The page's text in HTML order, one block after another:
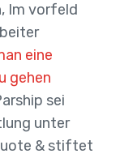
Im vorfeld
eine
gehen
sei
unter
& stiftet